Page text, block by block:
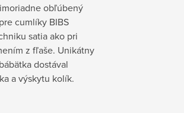
obľúbený
cumlíky BIBS
satia ako pri
z fľaše. Unikátny
dostával
a výskytu kolík.